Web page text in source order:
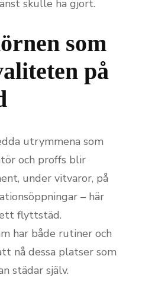
skulle ha gjort.
som
på
utrymmena som
och proffs blir
under vitvaror, på
– här
flyttstäd.
har både rutiner och
nå dessa platser som
städar själv.